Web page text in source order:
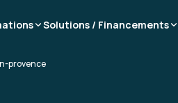
Solutions / Financements
provence